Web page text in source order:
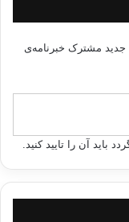
جدید مشترک خبرنامه‌ی
باید آن را تایید کنید.